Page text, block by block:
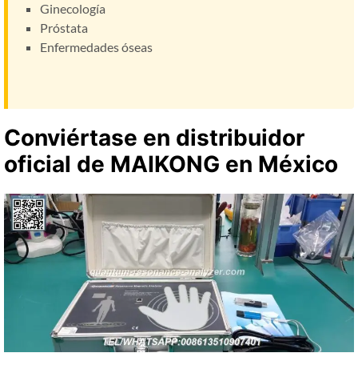
Ginecología
Próstata
Enfermedades óseas
Conviértase en distribuidor
oficial de MAIKONG en México